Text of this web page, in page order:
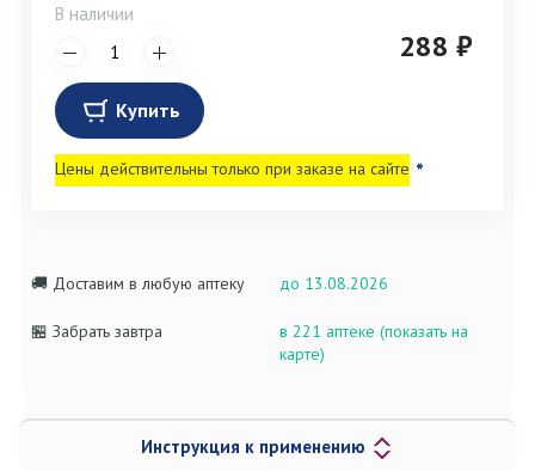
В наличии
288 ₽
Купить
Цены действительны только при заказе на сайте *
🚚 Доставим в любую аптеку до 13.08.2026
🏪 Забрать завтра
в 221 аптеке (показать на
карте)
Инструкция к применению